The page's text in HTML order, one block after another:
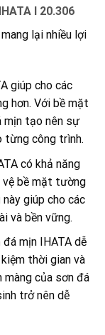
I 20.306
lại nhiều lợi
giúp cho các
hơn. Với bề mặt
mịn tạo nên sự
từng công trình.
có khả năng
vệ bề mặt tường
giúp cho các
và bền vững.
đá mịn IHATA dễ
thời gian và
của sơn đá
trở nên dễ